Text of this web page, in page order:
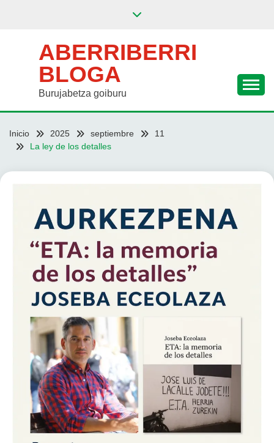
ABERRIBERRI
BLOGA
Burujabetza goiburu
Inicio 2025 septiembre
11
La ley de los detalles